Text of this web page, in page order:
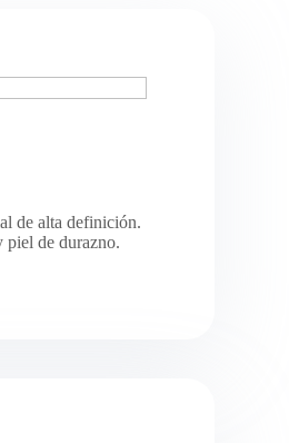
de alta definición.
piel de durazno.